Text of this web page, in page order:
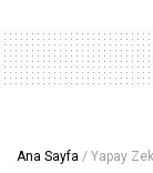
Ana Sayfa / Yapay